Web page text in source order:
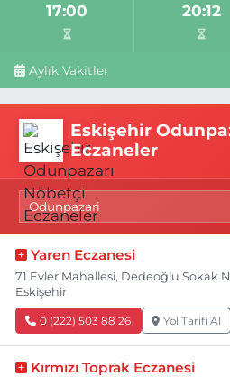
17:00 20:12
Aylık Vakitler
Eskişehir
Eczaneler
Yaren Eczanesi
71 Evler Mahallesi, Dedeoğlu Sokak
Eskişehir
0 (222) 503 88 26 Yol Tarifi Al
Kırmızı Toprak Eczanesi